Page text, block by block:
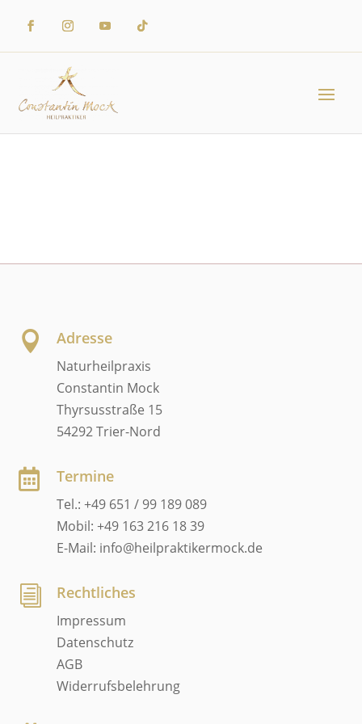
 Adresse
Naturheilpraxis
Constantin Mock
Thyrsusstraße 15
54292 Trier-Nord
 Termine
Tel.: +49 651 / 99 189 089
Mobil: +49 163 216 18 39
E-Mail: info@heilpraktikermock.de
i Rechtliches
Impressum
Datenschutz
AGB
Widerrufsbelehrung